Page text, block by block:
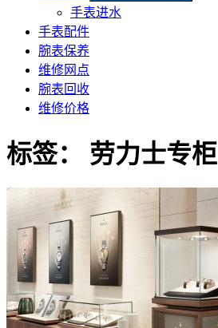
手表进水
手表配件
腕表保养
维修网点
腕表回收
维修价格
标签： 劳力士专柜